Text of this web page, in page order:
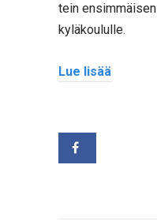
tein
kyläkoululle.
Lue lisää